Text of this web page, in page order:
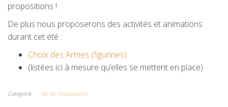
propositions !
De plus nous proposerons des activités et animations
durant cet été :
Choix des Armes (figurines)
(listées ici à mesure qu’elles se mettent en place)
Catégorie Vie de l'Association